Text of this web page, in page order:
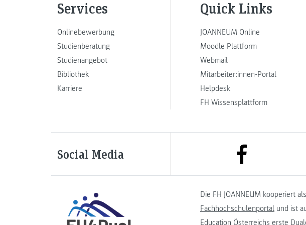
Services
Onlinebewerbung
Studienberatung
Studienangebot
Bibliothek
Karriere
Quick Links
JOANNEUM Online
Moodle Plattform
Webmail
Mitarbeiter:innen-Portal
Helpdesk
FH Wissensplattform
Social Media link to facebook
Die FH JOANNEUM kooperiert
Fachhochschulenportal und ist
Education Österreichs erste